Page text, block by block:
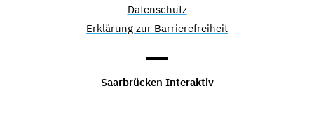
Datenschutz
Erklärung zur Barrierefreiheit
Saarbrücken Interaktiv